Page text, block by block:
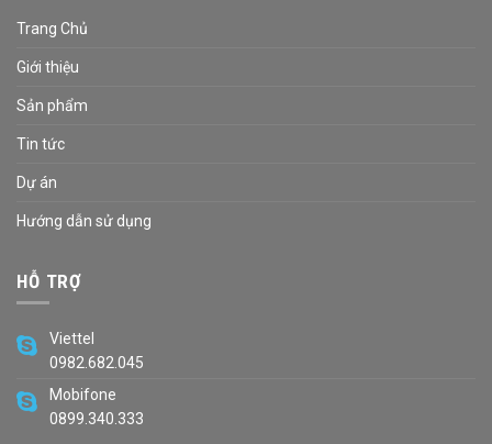
Trang Chủ
Giới thiệu
Sản phẩm
Tin tức
Dự án
Hướng dẫn sử dụng
HỖ TRỢ
Viettel
0982.682.045
Mobifone
0899.340.333